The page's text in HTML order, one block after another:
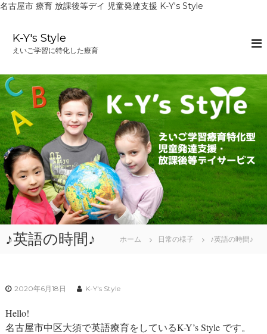
名古屋市 療育 放課後等デイ 児童発達支援 K-Y's Style
へ
ス
キ
ッ
プ
K-Y's Style
えいご学習に特化した療育
♪英語の時間♪ ホーム 日常の様子 ♪英語の時間♪
2020年6月18日 K-Y's Style
Hello!
名古屋市中区大須で英語療育をしているK-Y’s Style です。